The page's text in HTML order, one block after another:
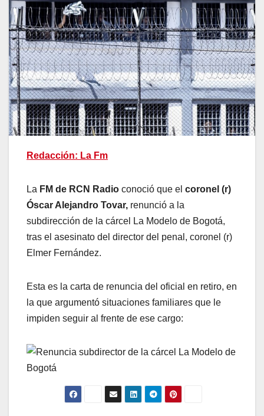
Redacción: La Fm
La FM de RCN Radio conoció que el coronel (r)
Óscar Alejandro Tovar, renunció a la
subdirección de la cárcel La Modelo de Bogotá,
tras el asesinato del director del penal, coronel (r)
Elmer Fernández.
Esta es la carta de renuncia del oficial en retiro, en
la que argumentó situaciones familiares que le
impiden seguir al frente de ese cargo: